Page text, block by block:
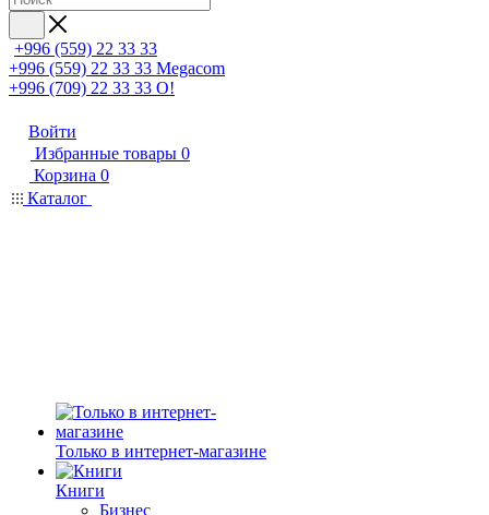
+996 (559) 22 33 33
+996 (559) 22 33 33 Megacom
+996 (709) 22 33 33 O!
Войти
Избранные товары 0
Корзина 0
Каталог
Только в интернет-магазине
Книги
Бизнес